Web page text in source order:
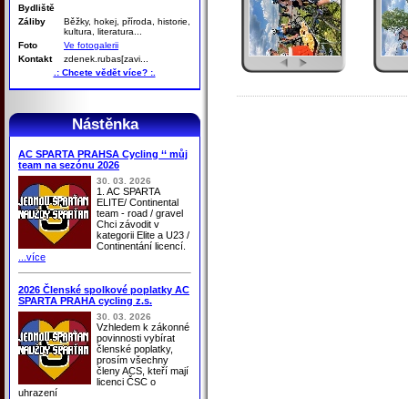
Bydliště
Záliby
Běžky, hokej, příroda, historie,
kultura, literatura...
Foto
Ve fotogalerii
Kontakt
zdenek.rubas[zavi...
.: Chcete vědět více? :.
Nástěnka
AC SPARTA PRAHSA Cycling ‘‘ můj
team na sezónu 2026
30. 03. 2026
1. AC SPARTA
ELITE/ Continental
team - road / gravel
Chci závodit v
kategorii Elite a U23 /
Continentání licencí.
...více
2026 Členské spolkové poplatky AC
SPARTA PRAHA cycling z.s.
30. 03. 2026
Vzhledem k zákonné
povinnosti vybírat
členské poplatky,
prosím všechny
členy ACS, kteří mají
licenci ČSC o
uhrazení